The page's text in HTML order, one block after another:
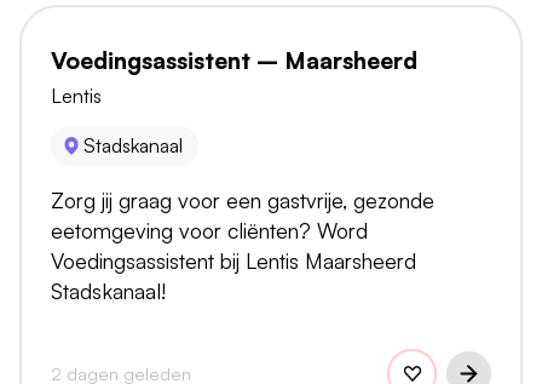
Voedingsassistent – Maarsheerd
Lentis
Stadskanaal
Zorg jij graag voor een gastvrije, gezonde
eetomgeving voor cliënten? Word
Voedingsassistent bij Lentis Maarsheerd
Stadskanaal!
2 dagen geleden